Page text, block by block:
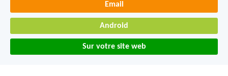
Email
Android
Sur votre site web